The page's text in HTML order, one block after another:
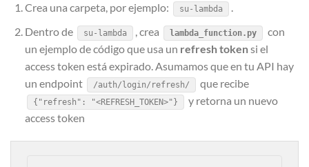
Crea una carpeta, por ejemplo:
su-lambda
.
Dentro de
su-lambda , crea lambda_function.py
con
un ejemplo de código que usa un refresh tokensi el
access token está expirado. Asumamos que en tu API hay
un endpoint
/auth/login/refresh/ que recibe
{"refresh": "<REFRESH_TOKEN>"}
y retorna un nuevo
access token